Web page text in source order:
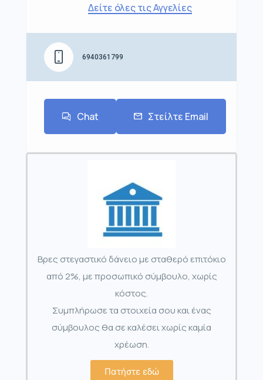
Δείτε όλες τις Αγγελίες
6940361799
Chat Στείλτε Email
Βρες στεγαστικό δάνειο με σταθερό επιτόκιο
από 2%, με προσωπικό σύμβουλο, χωρίς
κόστος.
Συμπλήρωσε τα στοιχεία σου και ένας
σύμβουλος θα σε καλέσει χωρίς καμία
χρέωση.
Πατήστε εδώ